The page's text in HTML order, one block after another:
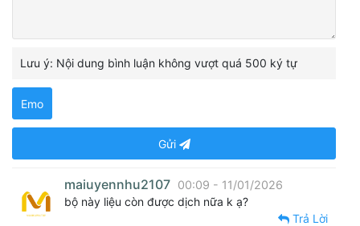
Lưu ý: Nội dung bình luận không vượt quá 500 ký tự
Emo
Gửi
maiuyennhu2107 00:09 - 11/01/2026
bộ này liệu còn được dịch nữa k ạ?
Trả Lời